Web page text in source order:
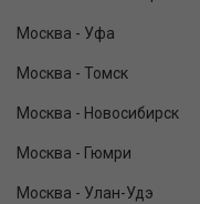
Москва - Уфа
Москва - Томск
Москва - Новосибирск
Москва - Гюмри
Москва - Улан-Удэ